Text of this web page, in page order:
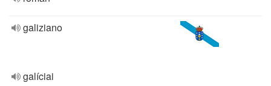
galiziano
galíciai